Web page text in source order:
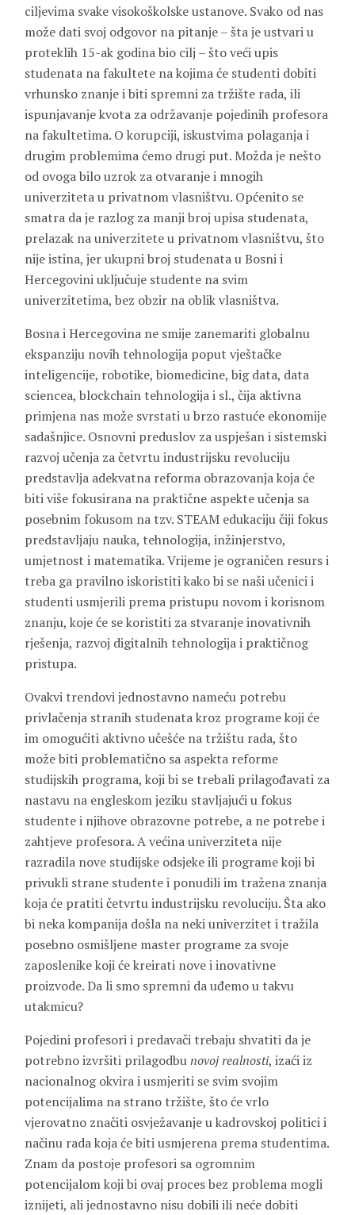
ciljevima svake visokoškolske ustanove. Svako od nas
može dati svoj odgovor na pitanje – šta je ustvari u
proteklih 15-ak godina bio cilj – što veći upis
studenata na fakultete na kojima će studenti dobiti
vrhunsko znanje i biti spremni za tržište rada, ili
ispunjavanje kvota za održavanje pojedinih profesora
na fakultetima. O korupciji, iskustvima polaganja i
drugim problemima ćemo drugi put. Možda je nešto
od ovoga bilo uzrok za otvaranje i mnogih
univerziteta u privatnom vlasništvu. Općenito se
smatra da je razlog za manji broj upisa studenata,
prelazak na univerzitete u privatnom vlasništvu, što
nije istina, jer ukupni broj studenata u Bosni i
Hercegovini uključuje studente na svim
univerzitetima, bez obzir na oblik vlasništva.
Bosna i Hercegovina ne smije zanemariti globalnu
ekspanziju novih tehnologija poput vještačke
inteligencije, robotike, biomedicine, big data, data
sciencea, blockchain tehnologija i sl., čija aktivna
primjena nas može svrstati u brzo rastuće ekonomije
sadašnjice. Osnovni preduslov za uspješan i sistemski
razvoj učenja za četvrtu industrijsku revoluciju
predstavlja adekvatna reforma obrazovanja koja će
biti više fokusirana na praktične aspekte učenja sa
posebnim fokusom na tzv. STEAM edukaciju čiji fokus
predstavljaju nauka, tehnologija, inžinjerstvo,
umjetnost i matematika. Vrijeme je ograničen resurs i
treba ga pravilno iskoristiti kako bi se naši učenici i
studenti usmjerili prema pristupu novom i korisnom
znanju, koje će se koristiti za stvaranje inovativnih
rješenja, razvoj digitalnih tehnologija i praktičnog
pristupa.
Ovakvi trendovi jednostavno nameću potrebu
privlačenja stranih studenata kroz programe koji će
im omogućiti aktivno učešće na tržištu rada, što
može biti problematično sa aspekta reforme
studijskih programa, koji bi se trebali prilagođavati za
nastavu na engleskom jeziku stavljajući u fokus
studente i njihove obrazovne potrebe, a ne potrebe i
zahtjeve profesora. A većina univerziteta nije
razradila nove studijske odsjeke ili programe koji bi
privukli strane studente i ponudili im tražena znanja
koja će pratiti četvrtu industrijsku revoluciju. Šta ako
bi neka kompanija došla na neki univerzitet i tražila
posebno osmišljene master programe za svoje
zaposlenike koji će kreirati nove i inovativne
proizvode. Da li smo spremni da uđemo u takvu
utakmicu?
Pojedini profesori i predavači trebaju shvatiti da je
potrebno izvršiti prilagodbunovoj realnosti, izaći iz
nacionalnog okvira i usmjeriti se svim svojim
potencijalima na strano tržište, što će vrlo
vjerovatno značiti osvježavanje u kadrovskoj politici i
načinu rada koja će biti usmjerena prema studentima.
Znam da postoje profesori sa ogromnim
potencijalom koji bi ovaj proces bez problema mogli
iznijeti, ali jednostavno nisu dobili ili neće dobiti